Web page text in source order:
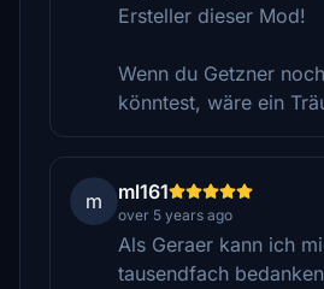
Ersteller dieser Mod!
Wenn du Getzner
könntest, wäre ein
m ml161
over 5 years ago
Als Geraer kann ich
tausendfach